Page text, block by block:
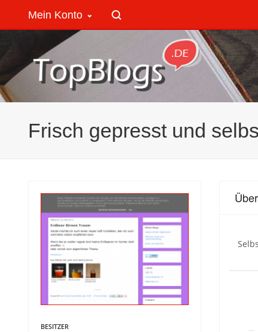
Mein Konto
Frisch gepresst und
BESITZER